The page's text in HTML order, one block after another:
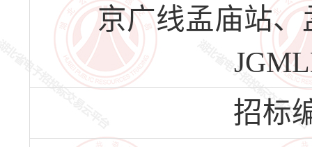
京广线孟庙站
招标